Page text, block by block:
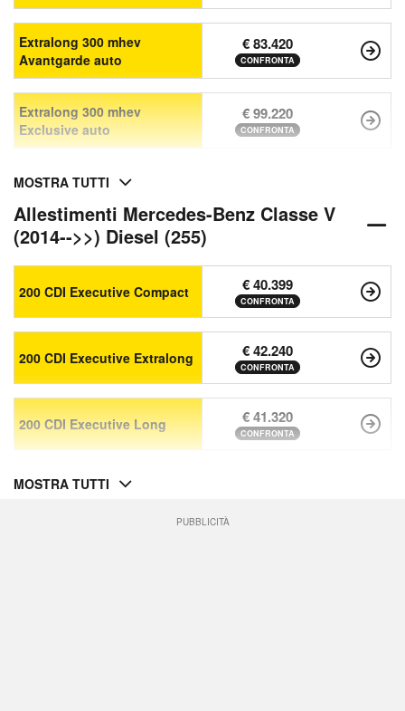
Extralong 300 mhev
Avantgarde auto
€ 83.420
CONFRONTA
Extralong 300 mhev
Exclusive auto
€ 99.220
CONFRONTA
MOSTRA TUTTI
Allestimenti Mercedes-Benz Classe V
(2014-->>) Diesel (255)
200 CDI Executive Compact € 40.399
CONFRONTA
200 CDI Executive Extralong € 42.240
CONFRONTA
200 CDI Executive Long € 41.320
CONFRONTA
MOSTRA TUTTI
PUBBLICITÀ